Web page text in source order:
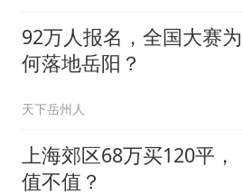
92万人报名，全国大赛为
何落地岳阳？
天下岳州人
上海郊区68万买120平，
值不值？